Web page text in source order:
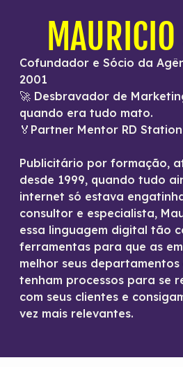
Cofundador e Sócio da
2001
🚀 Desbravador de
quando era tudo mato.
🏅Partner Mentor RD Station
Publicitário por formação,
desde 1999, quando tudo
internet só estava
consultor e especialista,
essa linguagem digital tão
ferramentas para que as
melhor seus
tenham processos para se
com seus clientes e
vez mais relevantes.